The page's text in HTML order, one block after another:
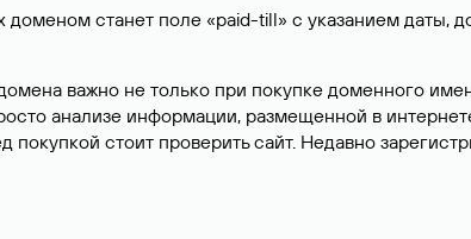
станет поле «paid-till» с указанием даты,
важно не только при покупке доменного
анализе информации, размещенной в
покупкой стоит проверить сайт. Недавно